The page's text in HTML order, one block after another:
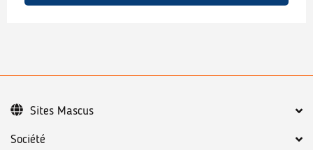
Société
Sites Mascus